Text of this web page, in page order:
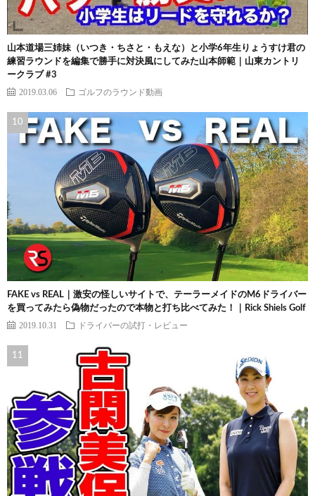
山本道場三姉妹（いつき・ちさと・もえな）と小学6年生りょうすけ君の
練習ラウンドを編集で勝手に対決風にしてみた山本師範｜山東カントリ
ークラブ #3
2019.03.06 ゴルフのラウンド動画
FAKE vs REAL｜激安の怪しいサイトで、テーラーメイドのM6ドライバー
を買ってみたら偽物だったので本物と打ち比べてみた！｜Rick Shiels Golf
2019.10.31 ドライバーの試打・レビュー